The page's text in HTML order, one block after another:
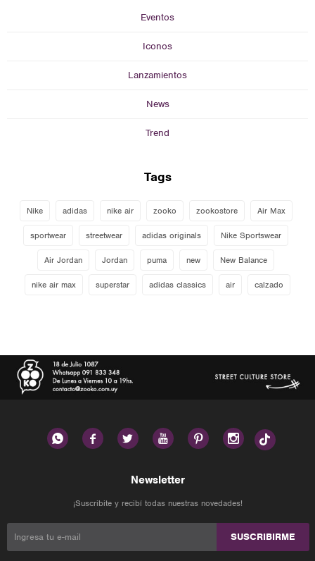
Eventos
Iconos
Lanzamientos
News
Trend
Tags
Nike adidas nike air zooko zookostore Air Max
sportwear streetwear adidas originals Nike Sportswear
Air Jordan Jordan puma new New Balance
nike air max superstar adidas classics air calzado
     
Newsletter
¡Suscribite y recibí todas nuestras novedades!
SUSCRIBIRME